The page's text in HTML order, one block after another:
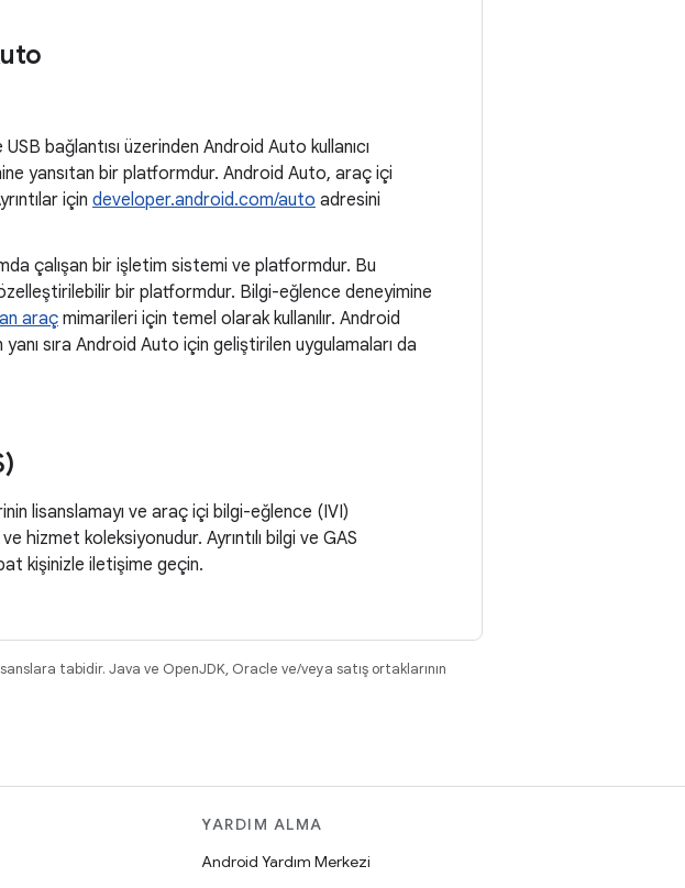
bağlantısı üzerinden Android Auto kullanıcı
yansıtan bir platformdur. Android Auto, araç içi
için developer.android.com/auto adresini
çalışan bir işletim sistemi ve platformdur. Bu
bir platformdur. Bilgi-eğlence deneyimine
araç mimarileri için temel olarak kullanılır. Android
sıra Android Auto için geliştirilen uygulamaları da
lisanslamayı ve araç içi bilgi-eğlence (IVI)
koleksiyonudur. Ayrıntılı bilgi ve GAS
kişinizle iletişime geçin.
tabidir. Java ve OpenJDK, Oracle ve/veya satış ortaklarının
YARDIM ALMA
Android Yardım Merkezi